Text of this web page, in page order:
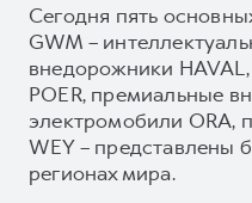
Сегодня пять
GWM –
внедорожники
POER, премиальные
электромобили ORA,
WEY – представлены
регионах мира.